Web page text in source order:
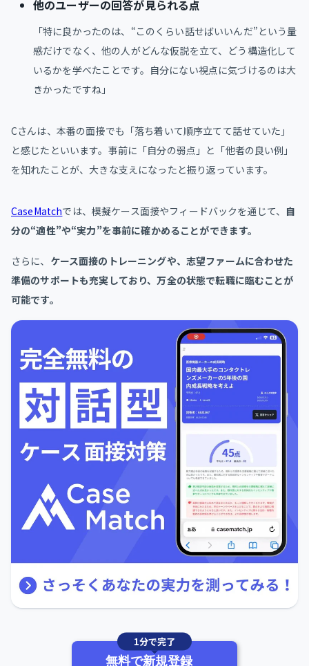
他のユーザーの回答が見られる点
「特に良かったのは、“このくらい話せばいいんだ”という量
感だけでなく、他の人がどんな仮説を立て、どう構造化して
いるかを学べたことです。自分にない視点に気づけるのは大
きかったですね」
Cさんは、本番の面接でも「落ち着いて順序立てて話せていた」
と感じたといいます。事前に「自分の弱点」と「他者の良い例」
を知れたことが、大きな支えになったと振り返っています。
CaseMatchでは、模擬ケース面接やフィードバックを通じて、 自
分の“適性”や“実力”を事前に確かめることができます。
さらに、 ケース面接のトレーニングや、志望ファームに合わせた
準備のサポートも充実しており、万全の状態で転職に臨むことが
可能です。
1分で完了
無料で新規登録